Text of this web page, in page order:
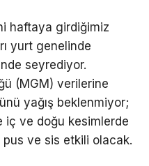
haftaya girdiğimiz
yurt genelinde
seyrediyor.
(MGM) verilerine
yağış beklenmiyor;
iç ve doğu kesimlerde
ve sis etkili olacak.